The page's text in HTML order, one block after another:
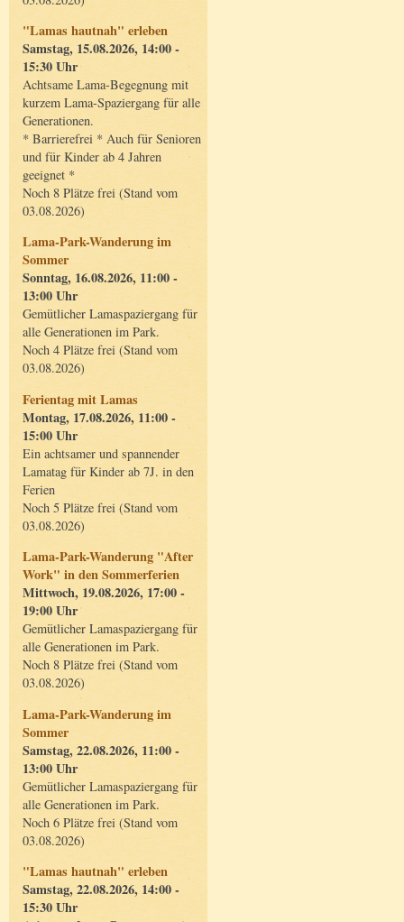
"Lamas hautnah" erleben
Samstag, 15.08.2026, 14:00 -
15:30 Uhr
Achtsame Lama-Begegnung mit
kurzem Lama-Spaziergang für alle
Generationen.
* Barrierefrei * Auch für Senioren
und für Kinder ab 4 Jahren
geeignet *
Noch 8 Plätze frei (Stand vom
03.08.2026)
Lama-Park-Wanderung im
Sommer
Sonntag, 16.08.2026, 11:00 -
13:00 Uhr
Gemütlicher Lamaspaziergang für
alle Generationen im Park.
Noch 4 Plätze frei (Stand vom
03.08.2026)
Ferientag mit Lamas
Montag, 17.08.2026, 11:00 -
15:00 Uhr
Ein achtsamer und spannender
Lamatag für Kinder ab 7J. in den
Ferien
Noch 5 Plätze frei (Stand vom
03.08.2026)
Lama-Park-Wanderung "After
Work" in den Sommerferien
Mittwoch, 19.08.2026, 17:00 -
19:00 Uhr
Gemütlicher Lamaspaziergang für
alle Generationen im Park.
Noch 8 Plätze frei (Stand vom
03.08.2026)
Lama-Park-Wanderung im
Sommer
Samstag, 22.08.2026, 11:00 -
13:00 Uhr
Gemütlicher Lamaspaziergang für
alle Generationen im Park.
Noch 6 Plätze frei (Stand vom
03.08.2026)
"Lamas hautnah" erleben
Samstag, 22.08.2026, 14:00 -
15:30 Uhr